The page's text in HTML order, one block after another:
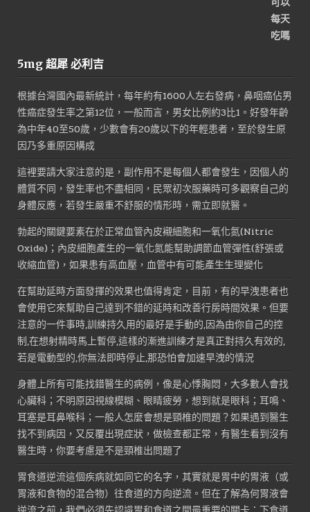
5mg 超犀 必利吉
根據台灣國內最新統計，每年約有1600人左右發病，鼻咽癌佔男
性癌症發生率之第12位，一般而言，男女比例約3比1。好發年齡
為中年40至50歲，少數會有20歲以下的年輕患者，至於發生原
因乃多重原因構成
這裡要請大家注意的是，副作用不是每個人都會發生，因個人的
體質不同，發生率也不盡相同，民眾初次服藥時可多觀察自己的
身體反應，若發生嚴重不舒服的情形時，需立即就醫。
勃起的關鍵要素在於正常血管內皮襯細胞和一氧化氮(Nitric
Oxide)；內皮細胞產生的一氧化氮能幫助調節血管彈性(舒張或
收縮血管)，如果患有高血壓，血管中有可能產生生理變化
在幫助延時方面發揮的效果也值得肯定，目前，有的早洩患者也
會使用它來幫助自己達到不錯的延時和改善行房時間效果。但要
注意的一件事時,訓練持久用的最好是手動的,因為由你自己的控
制,在想射精時馬上暫停,這樣的漸進訓練才是真正對持久有效的,
若是電動型的,你無法即時停止,那恐怕會加速早洩的情況
身體上所有可能找錯醫生的病例，像是心悸胸悶，大多數人會找
心臟科；不明原因視線模糊、眼睛疲勞，想到就是眼科；耳鳴、
耳塞是耳鼻喉科；一般人怎麼會想是頸椎的問題？如果遇到醫生
找不到病因，又反覆出現症狀，做檢查都正常，有醫生看到沒有
醫生時，你要考慮是不是頸椎出問題了
胃食道逆流這個疾病就如同它的名字，其實就是胃中的胃液（或
胃液和食物的混合物）往食道的方向逆流。但在了解為何胃液會